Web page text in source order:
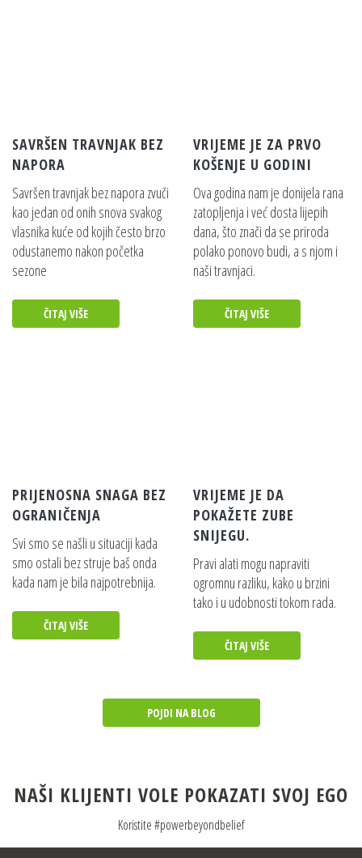
SAVRŠEN TRAVNJAK BEZ
NAPORA
Savršen travnjak bez napora zvuči
kao jedan od onih snova svakog
vlasnika kuće od kojih često brzo
odustanemo nakon početka
sezone
ČITAJ VIŠE
VRIJEME JE ZA PRVO
KOŠENJE U GODINI
Ova godina nam je donijela rana
zatopljenja i već dosta lijepih
dana, što znači da se priroda
polako ponovo budi, a s njom i
naši travnjaci.
ČITAJ VIŠE
PRIJENOSNA SNAGA BEZ
OGRANIČENJA
Svi smo se našli u situaciji kada
smo ostali bez struje baš onda
kada nam je bila najpotrebnija.
ČITAJ VIŠE
VRIJEME JE DA
POKAŽETE ZUBE
SNIJEGU.
Pravi alati mogu napraviti
ogromnu razliku, kako u brzini
tako i u udobnosti tokom rada.
ČITAJ VIŠE
POJDI NA BLOG
NAŠI KLIJENTI VOLE POKAZATI SVOJ EGO
Koristite #powerbeyondbelief